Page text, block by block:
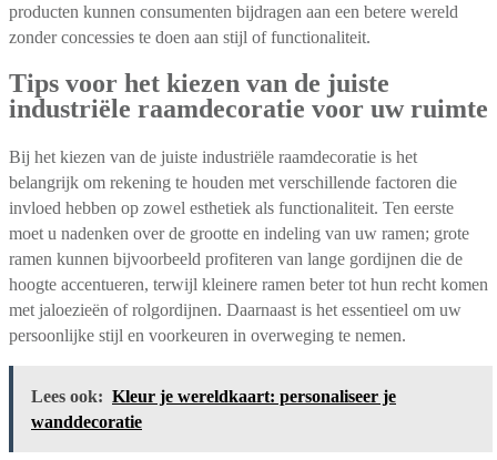
producten kunnen consumenten bijdragen aan een betere wereld
zonder concessies te doen aan stijl of functionaliteit.
Tips voor het kiezen van de juiste
industriële raamdecoratie voor uw ruimte
Bij het kiezen van de juiste industriële raamdecoratie is het
belangrijk om rekening te houden met verschillende factoren die
invloed hebben op zowel esthetiek als functionaliteit. Ten eerste
moet u nadenken over de grootte en indeling van uw ramen; grote
ramen kunnen bijvoorbeeld profiteren van lange gordijnen die de
hoogte accentueren, terwijl kleinere ramen beter tot hun recht komen
met jaloezieën of rolgordijnen. Daarnaast is het essentieel om uw
persoonlijke stijl en voorkeuren in overweging te nemen.
Lees ook: Kleur je wereldkaart: personaliseer je
wanddecoratie